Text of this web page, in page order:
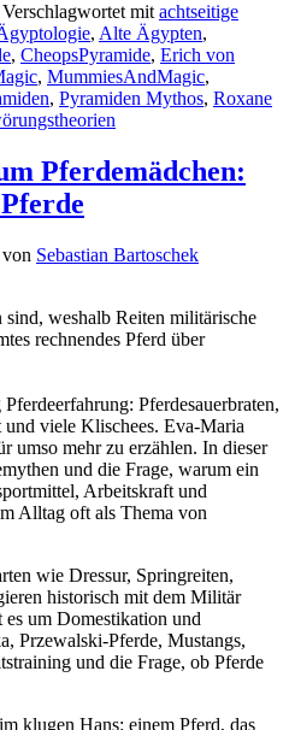
Verschlagwortet mit achtseitige
, Alte Ägypten,
, CheopsPyramide, Erich von
, MummiesAndMagic,
, Pyramiden Mythos, Roxane
Pferdemädchen:
von Sebastian Bartoschek
weshalb Reiten militärische
rechnendes Pferd über
Pferdesauerbraten,
viele Klischees. Eva-Maria
umso mehr zu erzählen. In dieser
und die Frage, warum ein
Arbeitskraft und
Alltag oft als Thema von
wie Dressur, Springreiten,
historisch mit dem Militär
um Domestikation und
Przewalski-Pferde, Mustangs,
und die Frage, ob Pferde
klugen Hans: einem Pferd, das